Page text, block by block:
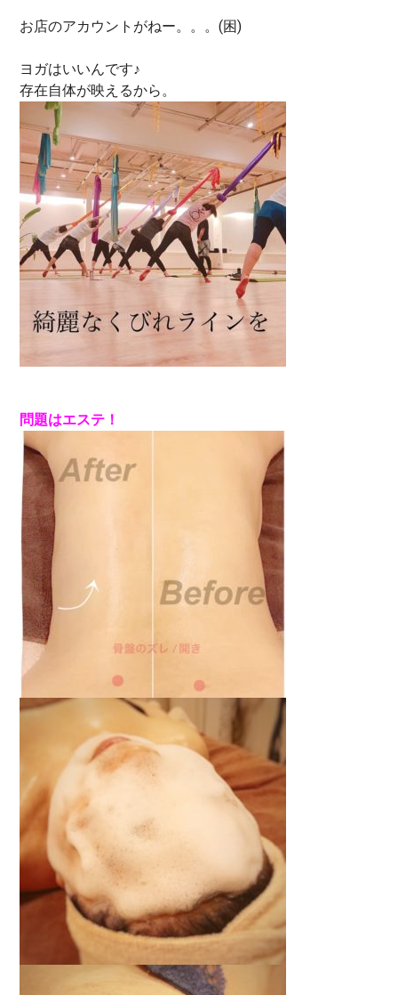
お店のアカウントがねー。。。(困)
ヨガはいいんです♪
存在自体が映えるから。
問題はエステ！